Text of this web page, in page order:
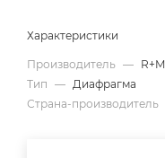
Характеристики
Производитель — R+M
Тип — Диафрагма
Страна-производитель